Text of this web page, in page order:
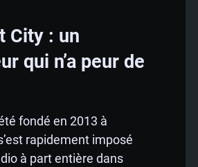
City : un
qui n’a peur de
fondé en 2013 à
rapidement imposé
à part entière dans